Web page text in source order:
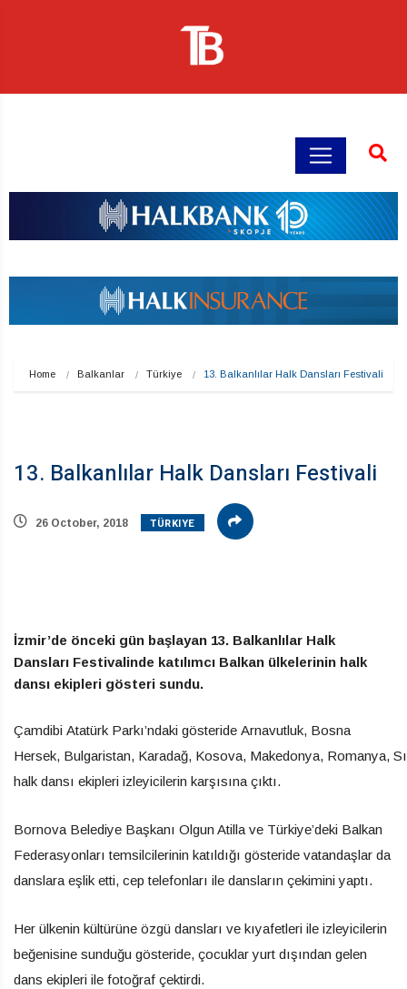
Home Balkanlar Türkiye 13. Balkanlılar Halk Dansları Festivali
13. Balkanlılar Halk Dansları Festivali
26 October, 2018 TÜRKIYE
İzmir’de önceki gün başlayan 13. Balkanlılar Halk
Dansları Festivalinde katılımcı Balkan ülkelerinin halk
dansı ekipleri gösteri sundu.
Çamdibi Atatürk Parkı’ndaki gösteride Arnavutluk, Bosna
Hersek, Bulgaristan, Karadağ, Kosova, Makedonya, Romanya,
halk dansı ekipleri izleyicilerin karşısına çıktı.
Bornova Belediye Başkanı Olgun Atilla ve Türkiye’deki Balkan
Federasyonları temsilcilerinin katıldığı gösteride vatandaşlar da
danslara eşlik etti, cep telefonları ile dansların çekimini yaptı.
Her ülkenin kültürüne özgü dansları ve kıyafetleri ile izleyicilerin
beğenisine sunduğu gösteride, çocuklar yurt dışından gelen
dans ekipleri ile fotoğraf çektirdi.